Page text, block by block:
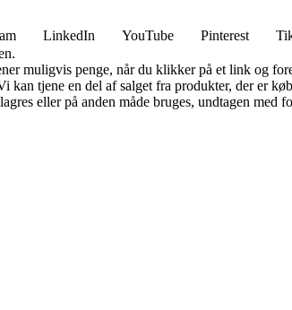
LinkedIn YouTube Pinterest
muligvis penge, når du klikker på et link og
tjene en del af salget fra produkter, der er
eller på anden måde bruges, undtagen med